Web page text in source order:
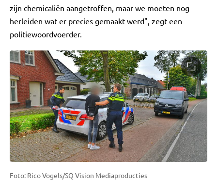
zijn chemicaliën aangetroffen, maar we moeten nog
herleiden wat er precies gemaakt werd", zegt een
politiewoordvoerder.
Foto: Rico Vogels/SQ Vision Mediaproducties